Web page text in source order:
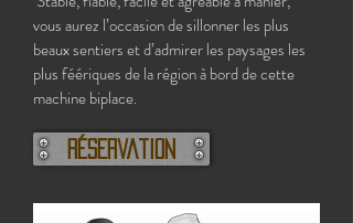
vous aurez l’occasion de sillonner les plus
beaux sentiers et d’admirer les paysages les
plus féériques de la région à bord de cette
machine biplace.
Réservation